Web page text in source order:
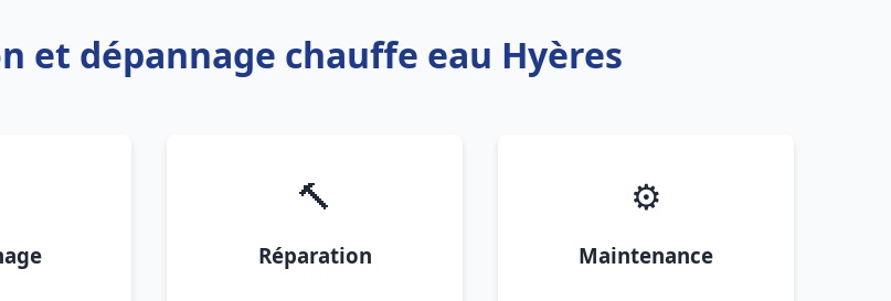
et dépannage chauffe eau Hyères
🔨
Réparation
⚙️
Maintenance